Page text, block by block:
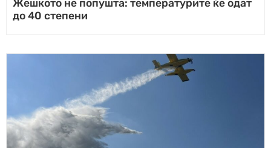
Жeшкото не попушта: температурите ќе одат
до 40 степени